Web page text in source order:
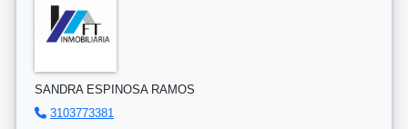
SANDRA ESPINOSA RAMOS
3103773381